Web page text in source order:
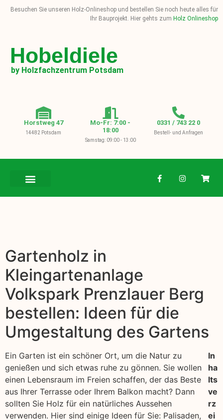
Besuchen Sie unseren Holz-Onlineshop und bestellen Sie noch heute alles für
Ihr Bauprojekt. Hier gehts zum Holz Onlineshop
Hobeldiele
by Holzfachzentrum Potsdam
Horstweg 47
14482 Potsdam
Mo-Fr: 7:00 -
18:00
Samstag: 09:00 - 13:00
0331 / 743 22 0
Bestell- und Anfragen
Gartenholz in
Kleingartenanlage
Volkspark Prenzlauer Berg
bestellen: Ideen für die
Umgestaltung des Gartens
Ein Garten ist ein schöner Ort, um die Natur zu
genießen und sich etwas ruhe zu gönnen. Sie wollen
einen Lebensraum im Freien schaffen, der das Beste
aus Ihrer Terrasse oder Ihrem Balkon macht? Dann
sollten Sie Holz für ein natürliches Aussehen
verwenden. Hier sind einige Ideen für Sie: Palisaden,
In
ha
lts
ve
rz
ei